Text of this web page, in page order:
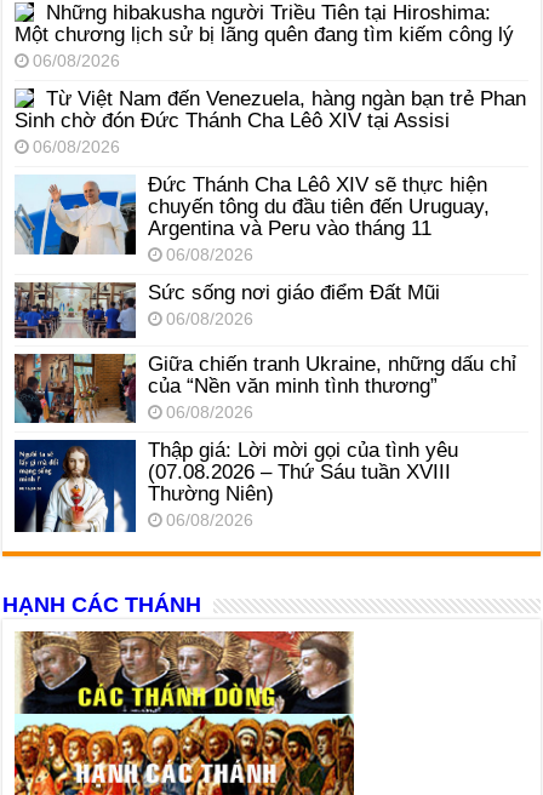
Những hibakusha người Triều Tiên tại Hiroshima:
Một chương lịch sử bị lãng quên đang tìm kiếm công lý
06/08/2026
Từ Việt Nam đến Venezuela, hàng ngàn bạn trẻ Phan
Sinh chờ đón Đức Thánh Cha Lêô XIV tại Assisi
06/08/2026
Đức Thánh Cha Lêô XIV sẽ thực hiện
chuyến tông du đầu tiên đến Uruguay,
Argentina và Peru vào tháng 11
06/08/2026
Sức sống nơi giáo điểm Đất Mũi
06/08/2026
Giữa chiến tranh Ukraine, những dấu chỉ
của “Nền văn minh tình thương”
06/08/2026
Thập giá: Lời mời gọi của tình yêu
(07.08.2026 – Thứ Sáu tuần XVIII
Thường Niên)
06/08/2026
HẠNH CÁC THÁNH